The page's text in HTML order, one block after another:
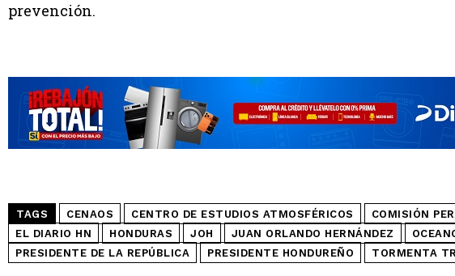
prevención.
TAGS CENAOS CENTRO DE ESTUDIOS ATMOSFÉRICOS COMISIÓN
EL DIARIO HN
HONDURAS JOH JUAN ORLANDO HERNÁNDEZ
PRESIDENTE DE LA REPÚBLICA
PRESIDENTE HONDUREÑO TORMENTA